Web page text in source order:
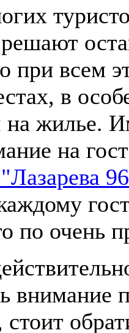
при всем
в
жилье.
на
по очень
внимание